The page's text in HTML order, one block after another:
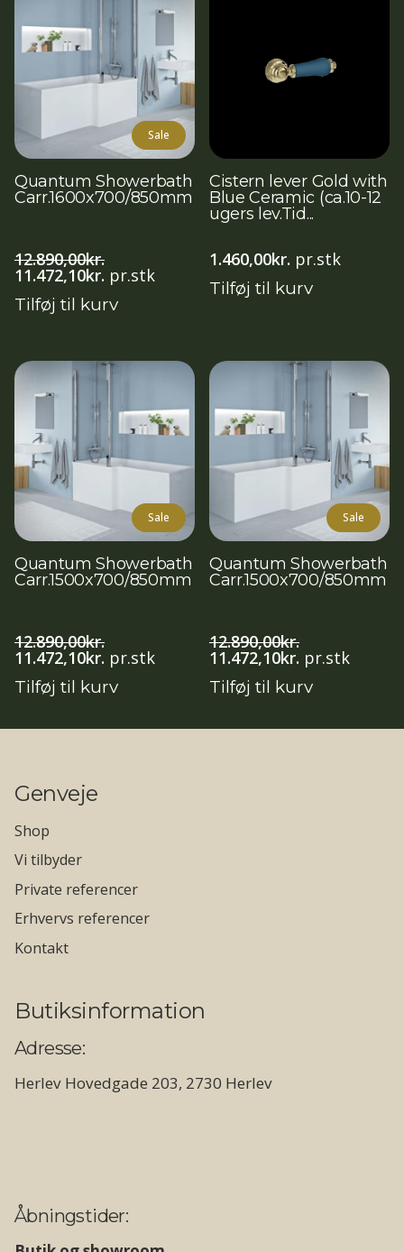
Sale
Quantum Showerbath
Carr.1600x700/850mm
12.890,00kr.
Den
oprindelige
pris
11.472,10kr. Den
aktuelle
pris
pr.stk
Tilføj til kurv
Cistern lever Gold with
Blue Ceramic (ca.10-12
ugers lev.Tid...
1.460,00kr. pr.stk
Tilføj til kurv
Sale
Quantum Showerbath
Carr.1500x700/850mm
12.890,00kr.
Den
oprindelige
pris
11.472,10kr. Den
aktuelle
pris
pr.stk
Tilføj til kurv
Sale
Quantum Showerbath
Carr.1500x700/850mm
12.890,00kr.
Den
oprindelige
pris
11.472,10kr. Den
aktuelle
pris
pr.stk
Tilføj til kurv
Genveje
Shop
Vi tilbyder
Private referencer
Erhvervs referencer
Kontakt
Butiksinformation
Adresse:
Herlev Hovedgade 203, 2730 Herlev
Åbningstider: